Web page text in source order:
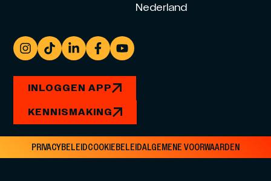
Nederland
INLOGGEN APP
KENNISMAKING
PRIVACYBELEIDCOOKIEBELEIDALGEMENE VOORWAARDEN